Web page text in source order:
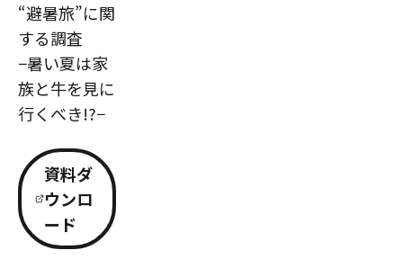
“避暑旅”に関
する調査
−暑い夏は家
族と牛を見に
行くべき!?−
資料ダ
ウンロ
ード